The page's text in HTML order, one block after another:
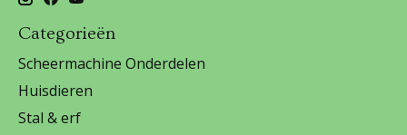
Categorieën
Scheermachine Onderdelen
Huisdieren
Stal & erf